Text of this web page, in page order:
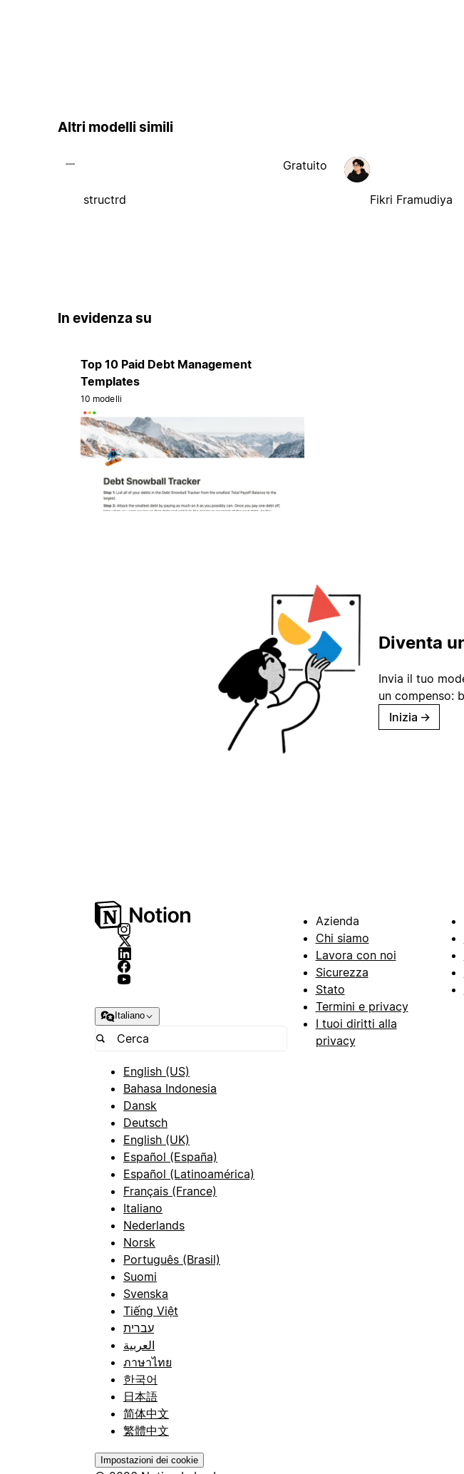
Altri modelli simili
structrd
Gratuito
Fikri Framudiya
In evidenza su
Top 10 Paid Debt Management
Templates
10 modelli
Diventa
Invia il tuo
un compenso:
Inizia →
Italiano
English (US)
Bahasa Indonesia
Dansk
Deutsch
English (UK)
Español (España)
Español (Latinoamérica)
Français (France)
Italiano
Nederlands
Norsk
Português (Brasil)
Suomi
Svenska
Tiếng Việt
עברית
العربية
ภาษาไทย
한국어
日本語
简体中文
繁體中文
Impostazioni dei cookie
Azienda
Chi siamo
Lavora con noi
Sicurezza
Stato
Termini e privacy
I tuoi diritti alla
privacy